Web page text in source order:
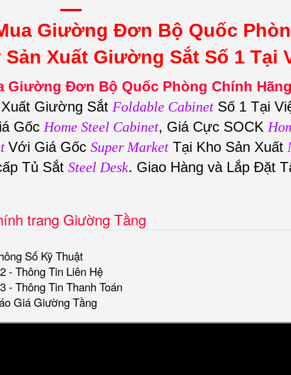
Giường Đơn Bộ Quốc
Sản Xuất Giường Sắt Số 1 Tại
Giường Đơn Bộ Quốc Phòng Chính
Giường Sắt Foldable Cabinet Số 1 Tại
Gốc Home Steel Cabinet, Giá Cực SOCK
Với Giá Gốc Super Market Tại Kho Sản Xuất
Tủ Sắt Steel Desk. Giao Hàng và Lắp Đặt
trang Giường Tầng
Số Kỹ Thuật
2 - Thông Tin Liên Hệ
3 - Thông Tin Thanh Toán
Giá Giường Tầng